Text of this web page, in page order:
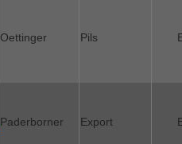
Oettinger Pils
Paderborner Export